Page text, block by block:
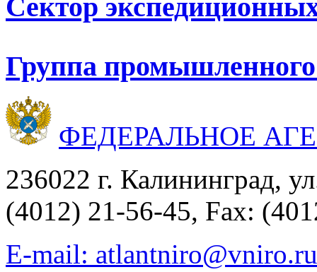
Сектор
Группа
ФЕДЕРАЛЬНОЕ
236022 г. Калининград,
(4012) 21-56-45, Fax:
E-mail: atlantniro@vniro.ru